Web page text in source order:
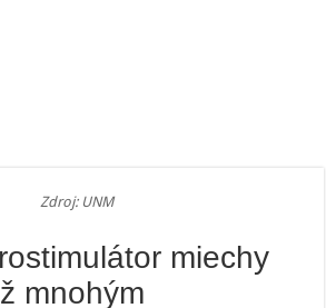
Zdroj: UNM
miechy
mnohým